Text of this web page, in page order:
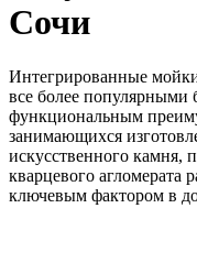
Сочи
Интегрированные мойки
все более популярными
функциональным
занимающихся
искусственного камня,
кварцевого агломерата
ключевым фактором в